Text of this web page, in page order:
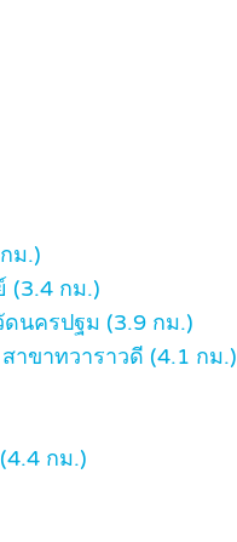
ม.)
(3.4 กม.)
นครปฐม (3.9 กม.)
าขาทวาราวดี (4.1 กม.)
กม.)